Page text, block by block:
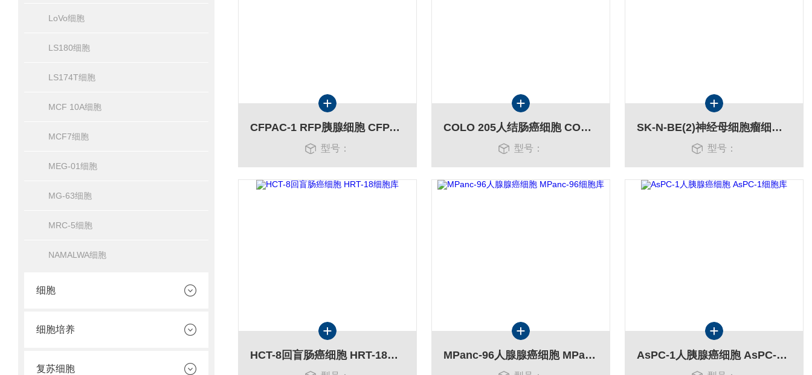
LoVo细胞
LS180细胞
LS174T细胞
MCF 10A细胞
MCF7细胞
MEG-01细胞
MG-63细胞
MRC-5细胞
NAMALWA细胞
细胞
细胞培养
复苏细胞
CFPAC-1 RFP胰腺细胞 CFPAC-1 RFP细胞
型号：
COLO 205人结肠癌细胞 COLO 205细胞库
型号：
SK-N-BE(2)神经母细胞瘤细胞SK-N-BE(2)细胞
型号：
HCT-8回盲肠癌细胞 HRT-18细胞库 MPanc-96人腺腺癌细胞 MPanc-96细胞库 AsPC-1人胰腺癌细胞 AsPC-1细胞库